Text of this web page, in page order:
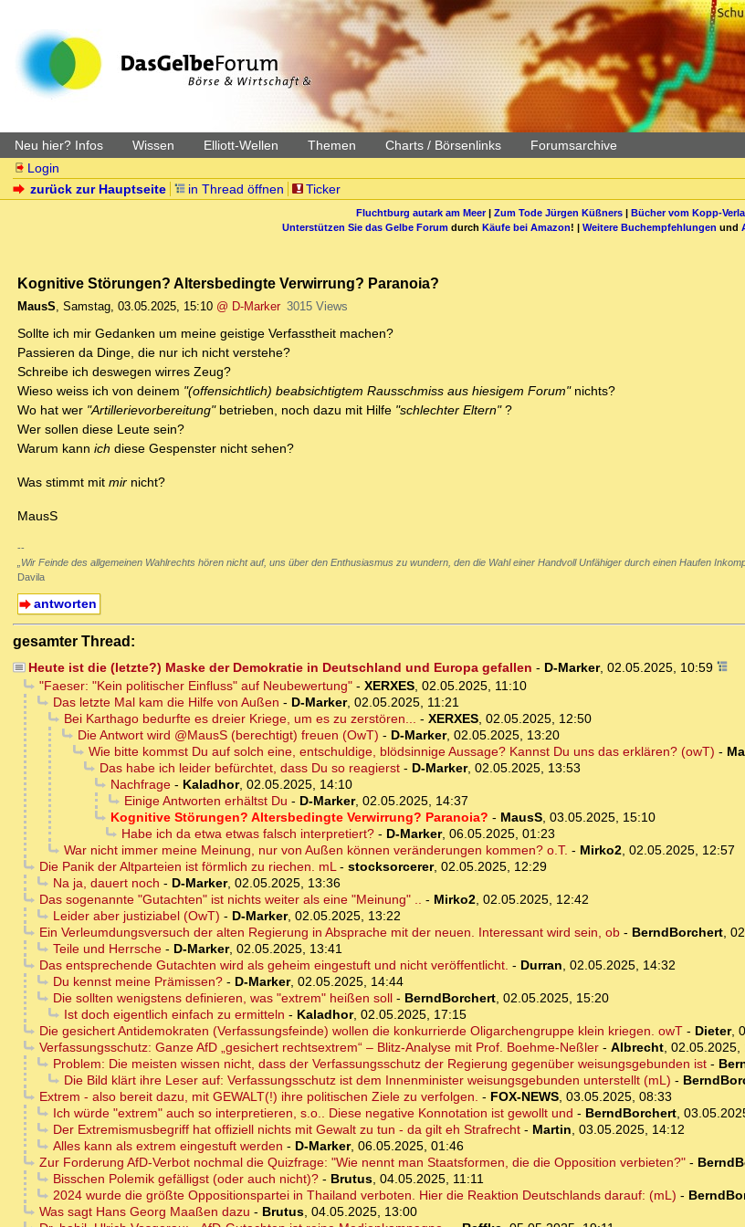
Neu hier? Infos Wissen Elliott-Wellen Themen Charts / Börsenlinks Forumsarchive
Login
zurück zur Hauptseite
in Thread öffnen Ticker
Fluchtburg autark am Meer| Zum Tode Jürgen Küßners| Bücher vom Kopp-
Unterstützen Sie das Gelbe Forum durch Käufe bei Amazon! | Weitere Buchempfehlungen und
Kognitive Störungen? Altersbedingte Verwirrung? Paranoia?
MausS, Samstag, 03.05.2025, 15:10 @ D-Marker 3015 Views
Sollte ich mir Gedanken um meine geistige Verfasstheit machen?
Passieren da Dinge, die nur ich nicht verstehe?
Schreibe ich deswegen wirres Zeug?
Wieso weiss ich von deinem "(offensichtlich) beabsichtigtem Rausschmiss aus hiesigem Forum"nichts?
Wo hat wer "Artillerievorbereitung"betrieben, noch dazu mit Hilfe "schlechter Eltern"?
Wer sollen diese Leute sein?
Warum kann ich diese Gespenster nicht sehen?
Was stimmt mit mir nicht?
MausS
--
„Wir Feinde des allgemeinen Wahlrechts hören nicht auf, uns über den Enthusiasmus zu wundern, den die Wahl einer Handvoll Unfähiger durch einen Haufen
Davila
antworten
gesamter Thread:
Heute ist die (letzte?) Maske der Demokratie in Deutschland und Europa gefallen - D-Marker, 02.05.2025, 10:59
"Faeser: "Kein politischer Einfluss" auf Neubewertung"- XERXES, 02.05.2025, 11:10
Das letzte Mal kam die Hilfe von Außen - D-Marker, 02.05.2025, 11:21
Bei Karthago bedurfte es dreier Kriege, um es zu zerstören... - XERXES, 02.05.2025, 12:50
Die Antwort wird @MausS (berechtigt) freuen (OwT) - D-Marker, 02.05.2025, 13:20
Wie bitte kommst Du auf solch eine, entschuldige, blödsinnige Aussage? Kannst Du uns das erklären? (owT) -
Das habe ich leider befürchtet, dass Du so reagierst- D-Marker, 02.05.2025, 13:53
Nachfrage- Kaladhor, 02.05.2025, 14:10
Einige Antworten erhältst Du - D-Marker, 02.05.2025, 14:37
Kognitive Störungen? Altersbedingte Verwirrung? Paranoia? - MausS, 03.05.2025, 15:10
Habe ich da etwa etwas falsch interpretiert?- D-Marker, 06.05.2025, 01:23
War nicht immer meine Meinung, nur von Außen können veränderungen kommen? o.T. - Mirko2, 02.05.2025, 12:57
Die Panik der Altparteien ist förmlich zu riechen. mL- stocksorcerer, 02.05.2025, 12:29
Na ja, dauert noch - D-Marker, 02.05.2025, 13:36
Das sogenannte "Gutachten" ist nichts weiter als eine "Meinung" .. - Mirko2, 02.05.2025, 12:42
Leider aber justiziabel (OwT) - D-Marker, 02.05.2025, 13:22
Ein Verleumdungsversuch der alten Regierung in Absprache mit der neuen. Interessant wird sein, ob- BerndBorchert,
Teile und Herrsche- D-Marker, 02.05.2025, 13:41
Das entsprechende Gutachten wird als geheim eingestuft und nicht veröffentlicht. - Durran, 02.05.2025, 14:32
Du kennst meine Prämissen?- D-Marker, 02.05.2025, 14:44
Die sollten wenigstens definieren, was "extrem" heißen soll- BerndBorchert, 02.05.2025, 15:20
Ist doch eigentlich einfach zu ermitteln - Kaladhor, 02.05.2025, 17:15
Die gesichert Antidemokraten (Verfassungsfeinde) wollen die konkurrierde Oligarchengruppe klein kriegen. owT- Dieter,
Verfassungsschutz: Ganze AfD „gesichert rechtsextrem“ – Blitz-Analyse mit Prof. Boehme-Neßler- Albrecht, 02.05.2025,
Problem: Die meisten wissen nicht, dass der Verfassungsschutz der Regierung gegenüber weisungsgebunden ist-
Die Bild klärt ihre Leser auf: Verfassungsschutz ist dem Innenminister weisungsgebunden unterstellt (mL) -
Extrem - also bereit dazu, mit GEWALT(!) ihre politischen Ziele zu verfolgen. - FOX-NEWS, 03.05.2025, 08:33
Ich würde "extrem" auch so interpretieren, s.o.. Diese negative Konnotation ist gewollt und - BerndBorchert,
Der Extremismusbegriff hat offiziell nichts mit Gewalt zu tun - da gilt eh Strafrecht- Martin, 03.05.2025, 14:12
Alles kann als extrem eingestuft werden - D-Marker, 06.05.2025, 01:46
Zur Forderung AfD-Verbot nochmal die Quizfrage: "Wie nennt man Staatsformen, die die Opposition verbieten?"-
Bisschen Polemik gefälligst (oder auch nicht)?- Brutus, 04.05.2025, 11:11
2024 wurde die größte Oppositionspartei in Thailand verboten. Hier die Reaktion Deutschlands darauf: (mL) -
Was sagt Hans Georg Maaßen dazu - Brutus, 04.05.2025, 13:00